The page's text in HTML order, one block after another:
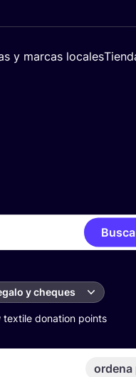
y marcas locales
Busca
y cheques
textile donation points
ordena